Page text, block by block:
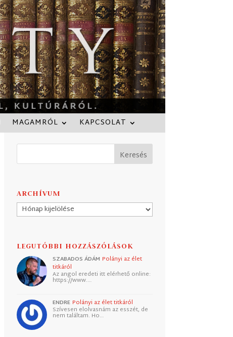
MAGAMRÓL KAPCSOLAT
ARCHÍVUM
Archívum
LEGUTÓBBI HOZZÁSZÓLÁSOK
SZABADOS ÁDÁM Polányi az élet
titkáról
Az angol eredeti itt elérhető online:
https://www.…
ENDRE Polányi az élet titkáról
Szívesen elolvasnám az esszét, de
nem találtam. Ho…